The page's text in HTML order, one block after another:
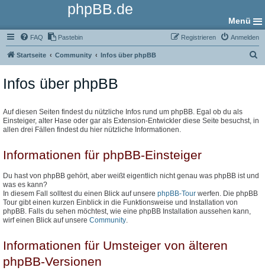
phpBB.de
Menü
FAQ Pastebin Anmelden
Registrieren
Startseite Community Infos über phpBB
Infos über phpBB
Auf diesen Seiten findest du nützliche Infos rund um phpBB. Egal ob du als
Einsteiger, alter Hase oder gar als Extension-Entwickler diese Seite besuchst, in
allen drei Fällen findest du hier nützliche Informationen.
Informationen für phpBB-Einsteiger
Du hast von phpBB gehört, aber weißt eigentlich nicht genau was phpBB ist und
was es kann?
In diesem Fall solltest du einen Blick auf unsere phpBB-Tour werfen. Die phpBB
Tour gibt einen kurzen Einblick in die Funktionsweise und Installation von
phpBB. Falls du sehen möchtest, wie eine phpBB Installation aussehen kann,
wirf einen Blick auf unsere Community
Informationen für Umsteiger von älteren
phpBB-Versionen